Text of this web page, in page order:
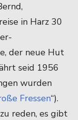
in Harz 30
der neue Hut
seid 1956
wurden
Fressen“).
reden, es gibt